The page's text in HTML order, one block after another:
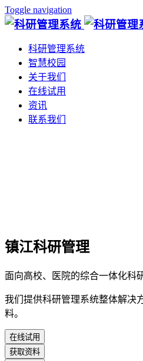
Toggle navigation
科研管理系统
智慧校园
关于我们
在线试用
资讯
联系我们
镇江科研管理
面向高校、医院的综合一体化科
我们提供科研管理系统整体解决
料。
在线试用
获取资料